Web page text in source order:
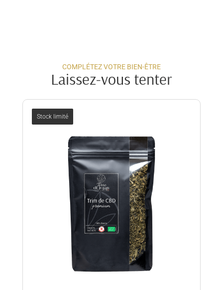
COMPLÉTEZ VOTRE BIEN-ÊTRE
Laissez-vous tenter
Stock limité